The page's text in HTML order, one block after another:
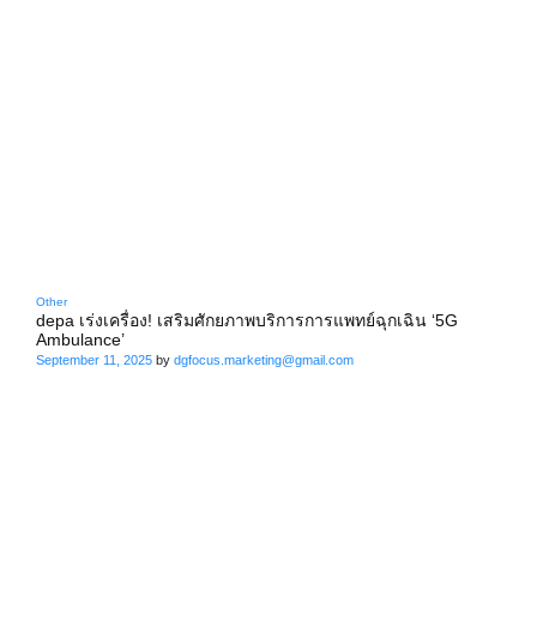
Other
depa เร่งเครื่อง! เสริมศักยภาพบริการการแพทย์ฉุกเฉิน ‘5G
Ambulance’
September 11, 2025 by dgfocus.marketing@gmail.com